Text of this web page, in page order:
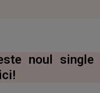
noul